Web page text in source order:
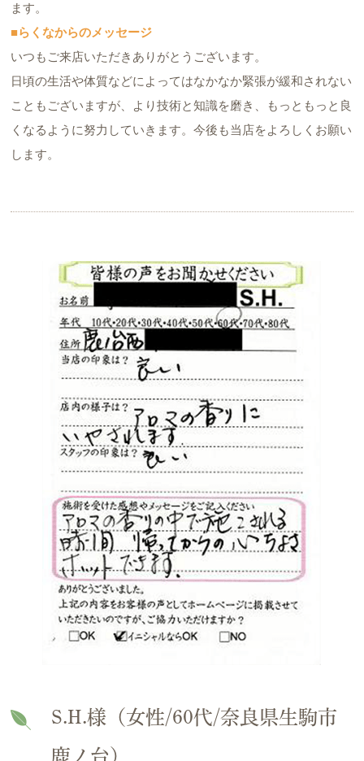
ます。
■らくなからのメッセージ
いつもご来店いただきありがとうございます。
日頃の生活や体質などによってはなかなか緊張が緩和されない
こともございますが、より技術と知識を磨き、もっともっと良
くなるように努力していきます。今後も当店をよろしくお願い
します。
S.H.様（女性/60代/奈良県生駒市
鹿ノ台）